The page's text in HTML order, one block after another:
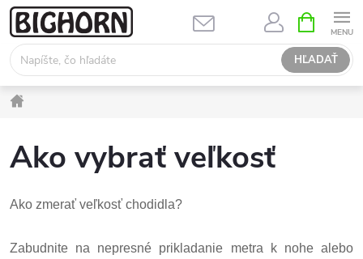
Prejsť
na
obsah
HĽADAŤ
KOŠÍK
Ako vybrať veľkosť
Ako zmerať veľkosť chodidla?
Zabudnite na nepresné prikladanie metra k nohe alebo